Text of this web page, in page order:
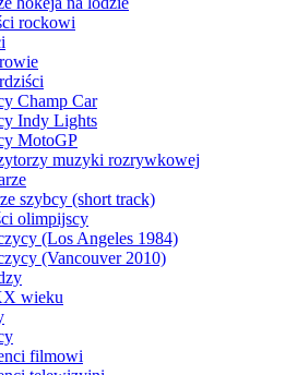
rockowi
Champ Car
Indy Lights
MotoGP
muzyki rozrywkowej
szybcy (short track)
olimpijscy
(Los Angeles 1984)
(Vancouver 2010)
wieku
filmowi